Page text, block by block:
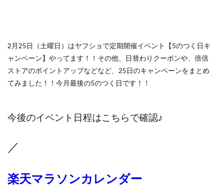
2月25日（土曜日）はヤフショで定期開催イベント【5のつく日キ
ャンペーン】やってます！！その他、日替わりクーポンや、倍倍
ストアのポイントアップなどなど、25日のキャンペーンをまとめ
てみました！！今月最後の5のつく日です！！
今後のイベント日程はこちらで確認♪
／
楽天マラソンカレンダー